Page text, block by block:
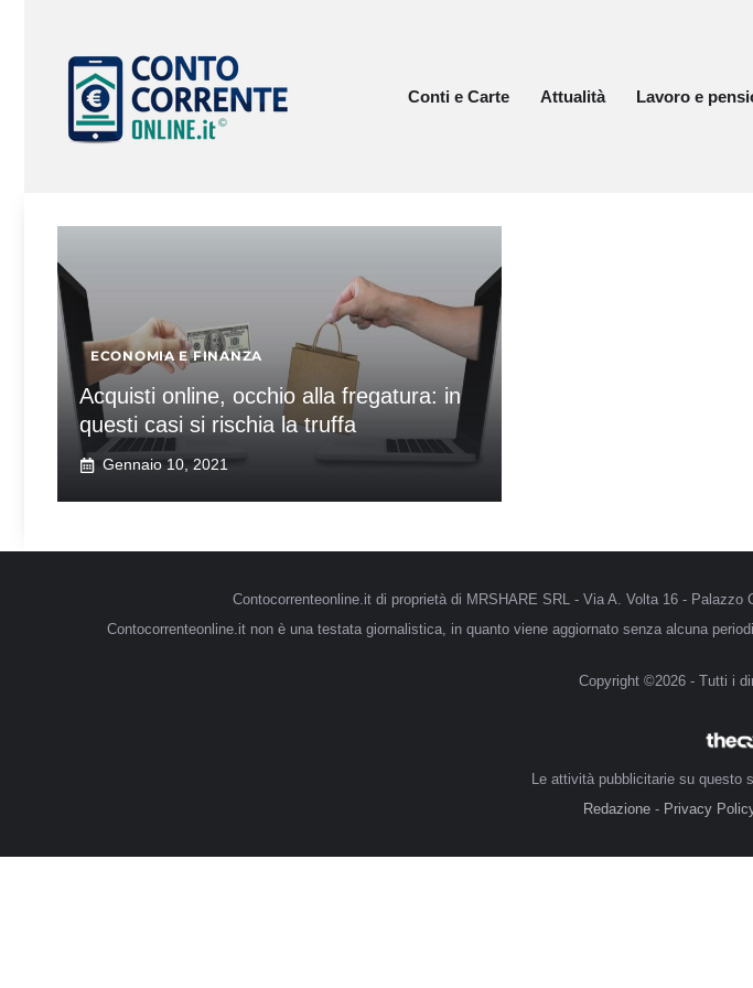
contenuto
Conti e Carte
Attualità Lavoro e
ECONOMIA E FINANZA
Acquisti online, occhio alla fregatura: in
questi casi si rischia la truffa
Gennaio 10, 2021
Contocorrenteonline.it di proprietà di MRSHARE SRL - Via A. Volta 16 -
Contocorrenteonline.it non è una testata giornalistica, in quanto viene aggiornato senza alcuna
Copyright ©2026 - Tutti i
Le attività pubblicitarie su questo
Redazione- Privacy